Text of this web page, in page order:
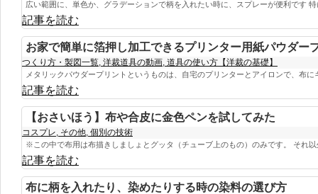
広い範囲に、単色か、グラデーションで柄を入れたい時に、スプレーが便利です
記事を読む
お家で簡単に箔押し加工できるプリンター用紙パウダー
つくり方・製図一覧, 洋裁道具の動画, 道具の使い方【洋裁の基礎】
メタリックパウダープリントというものは、自宅のプリンターとアイロンで、布に
記事を読む
【おさいほう】布や合皮に金色ペンを試してみた
コスプレ, その他, 個別の技術
※この中で布用は布描きしましょとグッタ（チューブ上のもの）のみです。 それ
記事を読む
布に柄を入れたり、染めたりする時の染料の選び方